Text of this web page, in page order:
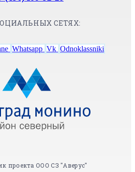
СЕТЯХ:
Whatsapp Vk Odnoklassniki
проекта ООО СЗ "Аверус"